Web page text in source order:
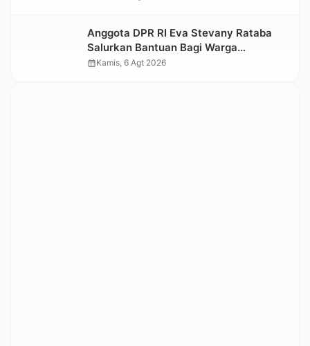
Anggota DPR RI Eva Stevany Rataba
Salurkan Bantuan Bagi Warga
Terdampak Longsor di Buntu Pepasan
calendar_monthKamis, 6 Agt 2026